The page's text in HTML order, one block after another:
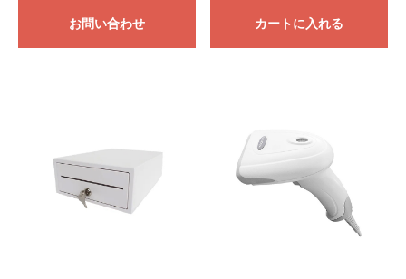
お問い合わせ カートに入れる